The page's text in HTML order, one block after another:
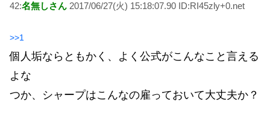
42:名無しさん 2017/06/27(火) 15:18:07.90 ID:RI45zly+0.net
>>1
個人垢ならともかく、よく公式がこんなこと言える
よな
つか、シャープはこんなの雇っておいて大丈夫か？